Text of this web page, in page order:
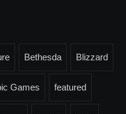
Bethesda Blizzard
Games featured